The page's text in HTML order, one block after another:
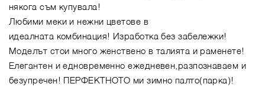
някога съм купувала!
Любими меки и нежни цветове в
идеалната комбинация! Изработка без забележки!
Моделът стои много женствено в талията и раменете!
Елегантен и едновременно ежедневен,разпознаваем и
безупречен! ПЕРФЕКТНОТО ми зимно палто(парка)!